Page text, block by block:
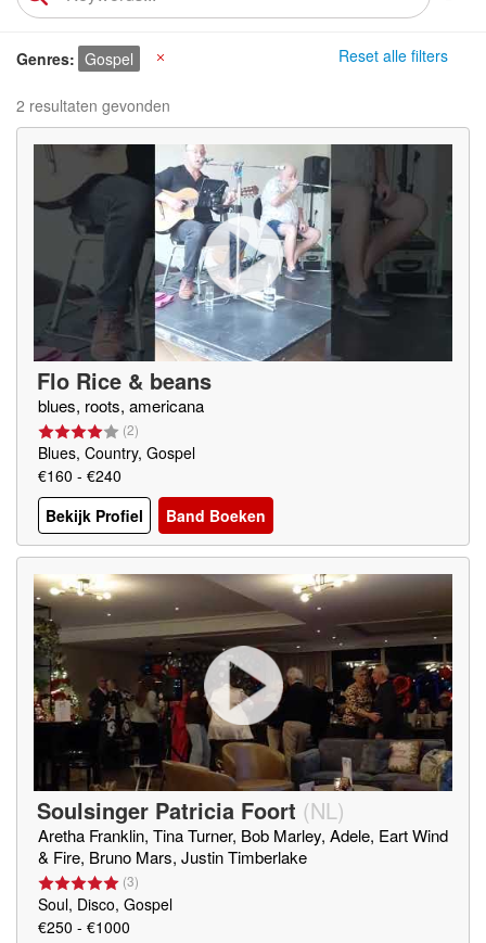
Reset alle filters
Genres Gospel
2 resultaten gevonden
Flo Rice & beans
blues, roots, americana
(2)
Blues, Country, Gospel
€160 - €240
Bekijk Profiel
Band Boeken
Soulsinger Patricia Foort (NL)
Aretha Franklin, Tina Turner, Bob Marley, Adele, Eart Wind
& Fire, Bruno Mars, Justin Timberlake
(3)
Soul, Disco, Gospel
€250 - €1000